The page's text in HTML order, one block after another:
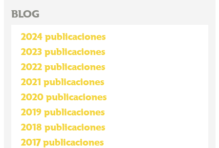
BLOG
2024 publicaciones
2023 publicaciones
2022 publicaciones
2021 publicaciones
2020 publicaciones
2019 publicaciones
2018 publicaciones
2017 publicaciones